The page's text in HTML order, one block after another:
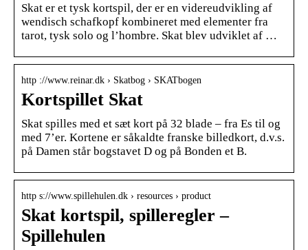
Skat er et tysk kortspil, der er en videreudvikling af
wendisch schafkopf kombineret med elementer fra
tarot, tysk solo og l’hombre. Skat blev udviklet af …
http ://www.reinar.dk › Skatbog › SKATbogen
Kortspillet Skat
Skat spilles med et sæt kort på 32 blade – fra Es til og
med 7’er. Kortene er såkaldte franske billedkort, d.v.s.
på Damen står bogstavet D og på Bonden et B.
http s://www.spillehulen.dk › resources › product
Skat kortspil, spilleregler –
Spillehulen